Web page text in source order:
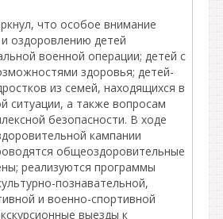
что особое внимание
оздоровлению детей
военной операции; детей с
здоровья; детей-
из семей, находящихся в
ситуации, а также вопросам
безопасности. В ходе
кампании
общеоздоровительные
реализуются программы
познавательной,
и военно-спортивной
выезды к